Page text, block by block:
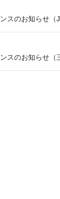
スのお知らせ（
スのお知らせ（